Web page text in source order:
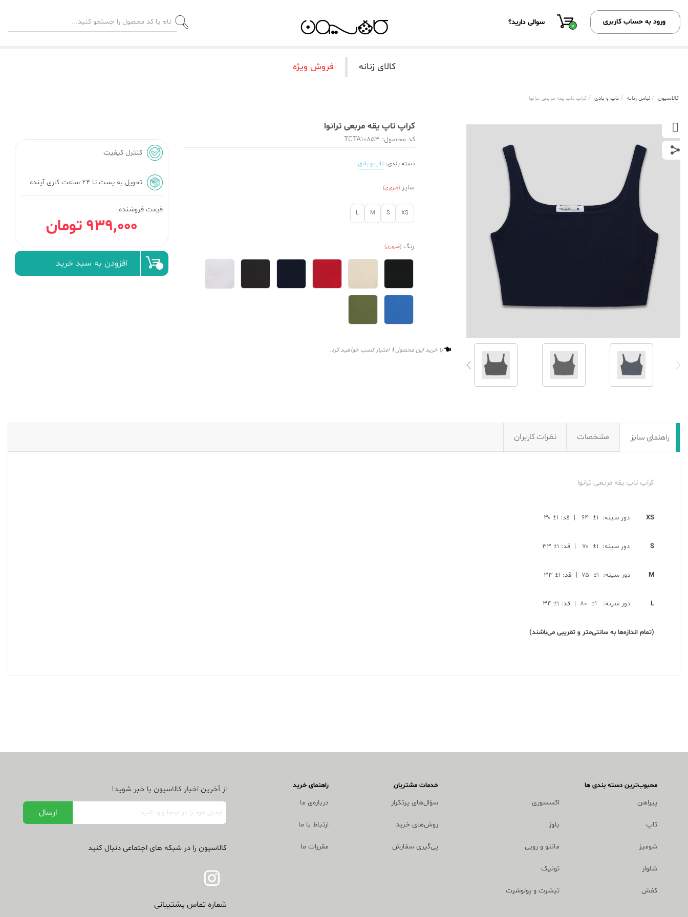
ورود به حساب کاربری 0 سوالی دارید؟
کالای زنانه فروش ویژه
کالاسیون / لباس زنانه / تاپ و بادی / کراپ تاپ یقه مربعی ترانوا
کراپ تاپ یقه مربعی ترانوا
کد محصول: TCTA10853
دسته بندی: تاپ و بادی
سایز (ضروری)
XS
S
M
L
رنگ (ضروری)
کنترل کیفیت
تحویل به پست تا ۲۴ ساعت کاری آینده
قیمت فروشنده
939٬000 تومان
افزودن به سبد خرید
با خرید این محصول1 امتیاز کسب خواهید کرد.
راهنمای سایز مشخصات نظرات کاربران
کراپ تاپ یقه مربعی ترانوا
XS دور سینه: ۱± ۶۴ | قد: ۱± ۳۰
S دور سینه: ۱± ۷۰ | قد: ۱± ۳۳
M دور سینه: ۱± ۷۵ | قد: ۱± ۳۳
L دور سینه: ۱± ۸۰ | قد: ۱± ۳۴
(تمام اندازه‌ها به سانتی‌متر و تقریبی می‌باشند)
محبوب‌ترین دسته بندی ها
پیراهن
تاپ
شومیز
شلوار
کفش
اکسسوری
بلوز
مانتو و رویی
تونیک
تیشرت و پولوشرت
خدمات مشتریان
سؤال‌های پرتکرار
روش‌های خرید
پی‌گیری سفارش
راهنمای خرید
درباره‌ی ما
ارتباط با ما
مقررات ما
از آخرین اخبار کالاسیون با خبر شوید!
کالاسیون را در شبکه های اجتماعی دنبال کنید
شماره تماس پشتیبانی